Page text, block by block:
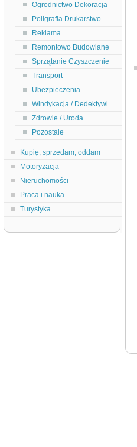
Ogrodnictwo Dekoracja
Poligrafia Drukarstwo
Reklama
Remontowo Budowlane
Sprzątanie Czyszczenie
Transport
Ubezpieczenia
Windykacja / Dedektywi
Zdrowie / Uroda
Pozostałe
Kupię, sprzedam, oddam
Motoryzacja
Nieruchomości
Praca i nauka
Turystyka